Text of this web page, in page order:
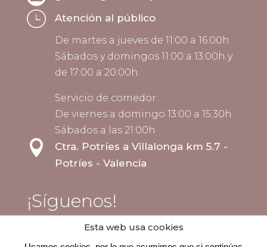
Atención al público
De martes a jueves de 11:00 a 16:00h
Sábados y domingos 11:00 a 13:00h y
de 17:00 a 20:00h
Servicio de comedor
De viernes a domingo 13:00 a 15:30h
Sábados a las 21:00h

Ctra. Potríes a Villalonga km 5.7 -
Potríes - Valencia
¡Síguenos!
Esta web usa cookies